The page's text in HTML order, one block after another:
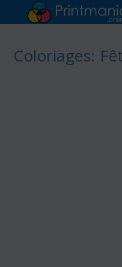
Coloriages: